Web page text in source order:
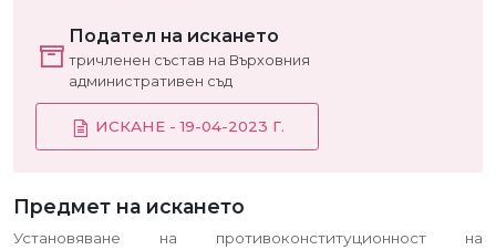
Подател на искането
тричленен състав на Върховния
административен съд
ИСКАНЕ - 19-04-2023 Г.
Предмет на искането
Установяване на противоконституционност на